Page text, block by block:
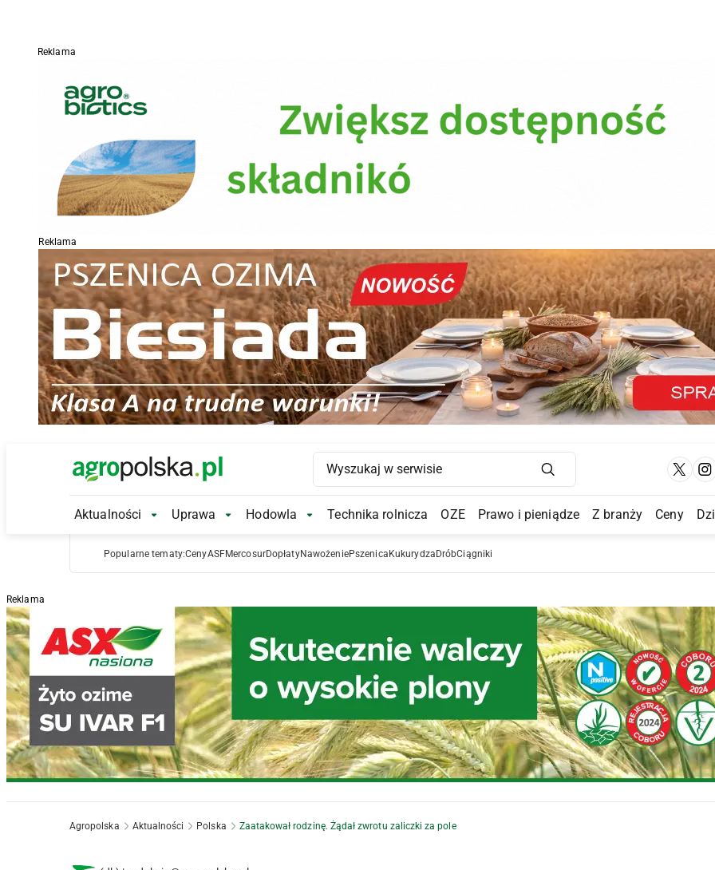
Reklama
Reklama
Main Logo
Main Navigation
Aktualności Aktualności Submenu
Uprawa Uprawa Submenu
Hodowla Hodowla Submenu
Technika rolnicza OZE Prawo i pieniądze Z branży Ceny
Popularne tematy:CenyASFMercosurDopłatyNawożeniePszenica Kukurydza DróbCiągniki
Reklama
Agropolska Aktualności Polska Zaatakował rodzinę. Żądał zwrotu zaliczki za pole